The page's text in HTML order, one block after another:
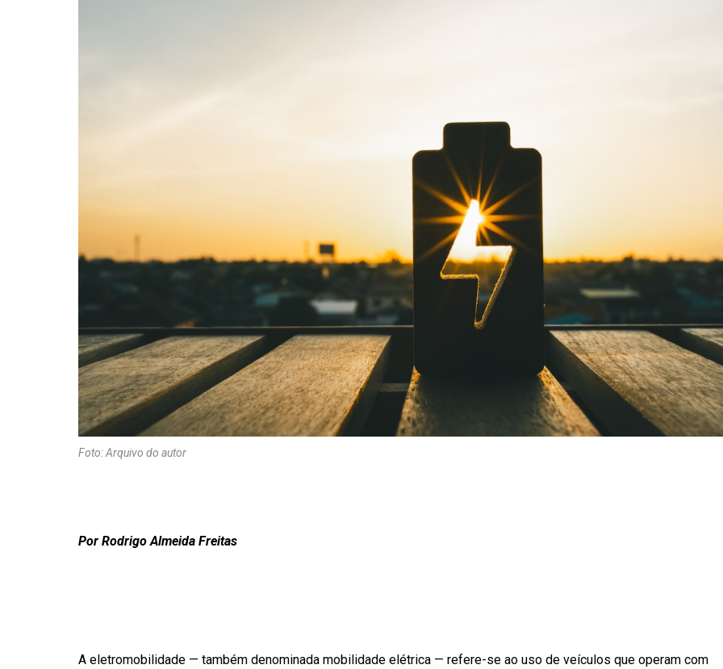
Foto: Arquivo do autor
Por Rodrigo Almeida Freitas
A eletromobilidade — também denominada mobilidade elétrica — refere-se ao uso de veículos que operam com